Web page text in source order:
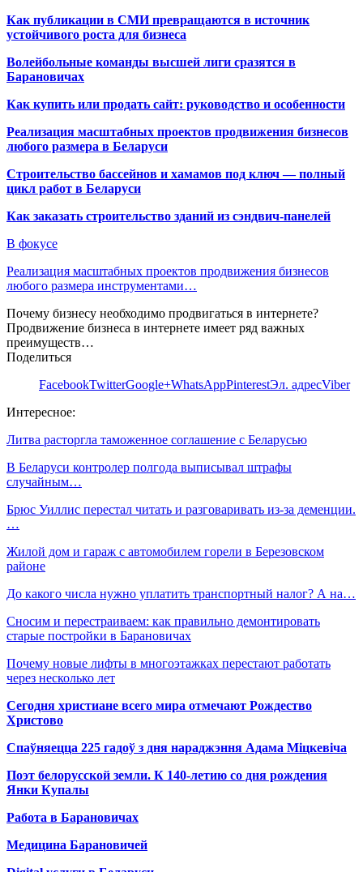
Как публикации в СМИ превращаются в источник
устойчивого роста для бизнеса
Волейбольные команды высшей лиги сразятся в
Барановичах
Как купить или продать сайт: руководство и особенности
Реализация масштабных проектов продвижения бизнесов
любого размера в Беларуси
Строительство бассейнов и хамамов под ключ — полный
цикл работ в Беларуси
Как заказать строительство зданий из сэндвич-панелей
В фокусе
Реализация масштабных проектов продвижения бизнесов
любого размера инструментами…
Почему бизнесу необходимо продвигаться в интернете?
Продвижение бизнеса в интернете имеет ряд важных
преимуществ…
Поделиться
FacebookTwitterGoogle+WhatsAppPinterestЭл. адресViber
Интересное:
Литва расторгла таможенное соглашение с Беларусью
В Беларуси контролер полгода выписывал штрафы
случайным…
Брюс Уиллис перестал читать и разговаривать из-за деменции.
…
Жилой дом и гараж с автомобилем горели в Березовском
районе
До какого числа нужно уплатить транспортный налог? А на…
Сносим и перестраиваем: как правильно демонтировать
старые постройки в Барановичах
Почему новые лифты в многоэтажках перестают работать
через несколько лет
Сегодня христиане всего мира отмечают Рождество
Христово
Спаўняецца 225 гадоў з дня нараджэння Адама Міцкевіча
Поэт белорусской земли. К 140-летию со дня рождения
Янки Купалы
Работа в Барановичах
Медицина Барановичей